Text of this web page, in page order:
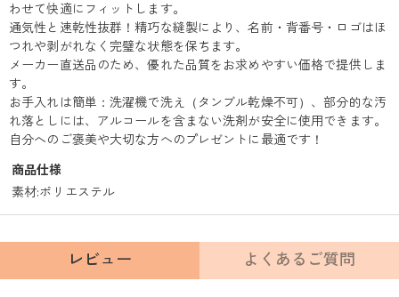
わせて快適にフィットします。
通気性と速乾性抜群！精巧な縫製により、名前・背番号・ロゴはほ
つれや剥がれなく完璧な状態を保ちます。
メーカー直送品のため、優れた品質をお求めやすい価格で提供しま
す。
お手入れは簡単：洗濯機で洗え（タンブル乾燥不可）、部分的な汚
れ落としには、アルコールを含まない洗剤が安全に使用できます。
自分へのご褒美や大切な方へのプレゼントに最適です！
商品仕様
素材:ポリエステル
レビュー よくあるご質問